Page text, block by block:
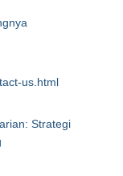
us.html
Strategi